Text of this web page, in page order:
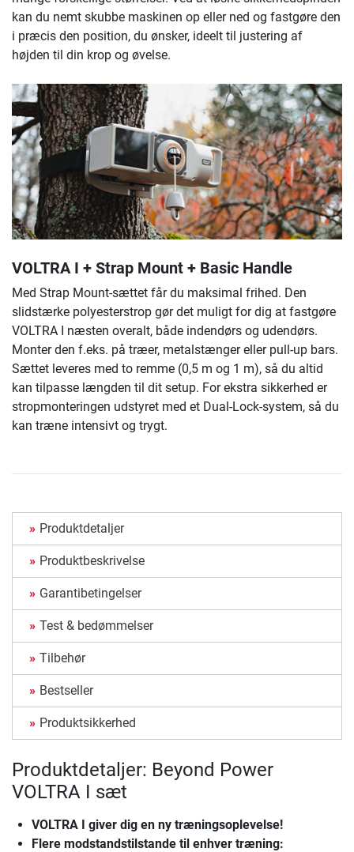
kan du nemt skubbe maskinen op eller ned og fastgøre den
i præcis den position, du ønsker, ideelt til justering af
højden til din krop og øvelse.
VOLTRA I + Strap Mount + Basic Handle
Med Strap Mount-sættet får du maksimal frihed. Den
slidstærke polyesterstrop gør det muligt for dig at fastgøre
VOLTRA I næsten overalt, både indendørs og udendørs.
Monter den f.eks. på træer, metalstænger eller pull-up bars.
Sættet leveres med to remme (0,5 m og 1 m), så du altid
kan tilpasse længden til dit setup. For ekstra sikkerhed er
stropmonteringen udstyret med et Dual-Lock-system, så du
kan træne intensivt og trygt.
Produktdetaljer
Produktbeskrivelse
Garantibetingelser
Test & bedømmelser
Tilbehør
Bestseller
Produktsikkerhed
Produktdetaljer: Beyond Power
VOLTRA I sæt
VOLTRA I giver dig en ny træningsoplevelse!
Flere modstandstilstande til enhver træning: